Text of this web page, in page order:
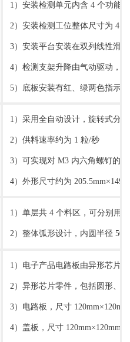
1）安装检测单元内含 4 个功能
2）安装检测工位整体尺寸为
3）安装平台安装在双列线性滑
4）检测支架升降由气动驱动，
5）底板安装有红、绿两色指示
1）采用全自动设计，旋转式分
2）供料速率约为 1 粒/秒
3）可实现对 M3 内六角螺钉的
4）外形尺寸约为
1）单层共 4 个料区，可分别用
2）整体弧形设计，内圆半径
1）电子产品电路板由异形芯片
2）异形芯片零件，包括圆形、
3）电路板，尺寸
4）盖板，尺寸 120mm×120mm